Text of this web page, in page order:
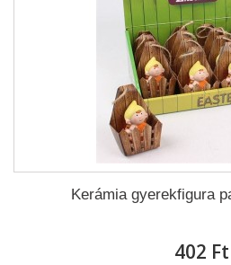
Kerámia gyerekfigura
402 Ft‎